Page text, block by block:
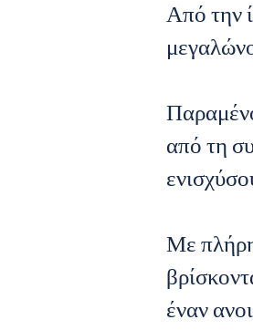
Από την
από τη
Με
έναν